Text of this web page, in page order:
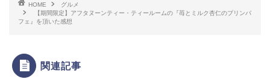
HOME
グルメ
【期間限定】アフタヌーンティー・ティールームの『苺とミルク杏仁のプリンパ
フェ』を頂いた感想
関連記事